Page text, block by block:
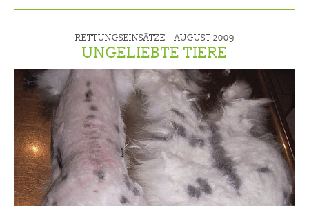
RETTUNGSEINSÄTZE – AUGUST 2009
UNGELIEBTE TIERE